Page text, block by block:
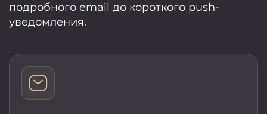
подробного email до короткого push-
уведомления.